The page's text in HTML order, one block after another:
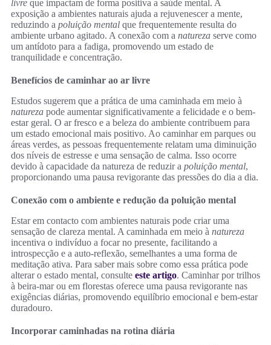
livre que impactam de forma positiva a saúde mental. A
exposição a ambientes naturais ajuda a rejuvenescer a mente,
reduzindo a poluição mental que frequentemente resulta do
ambiente urbano agitado. A conexão com a natureza serve como
um antídoto para a fadiga, promovendo um estado de
tranquilidade e concentração.
Benefícios de caminhar ao ar livre
Estudos sugerem que a prática de uma caminhada em meio à
natureza pode aumentar significativamente a felicidade e o bem-
estar geral. O ar fresco e a beleza do ambiente contribuem para
um estado emocional mais positivo. Ao caminhar em parques ou
áreas verdes, as pessoas frequentemente relatam uma diminuição
dos níveis de estresse e uma sensação de calma. Isso ocorre
devido à capacidade da natureza de reduzir a poluição mental,
proporcionando uma pausa revigorante das pressões do dia a dia.
Conexão com o ambiente e redução da poluição mental
Estar em contacto com ambientes naturais pode criar uma
sensação de clareza mental. A caminhada em meio à natureza
incentiva o indivíduo a focar no presente, facilitando a
introspecção e a auto-reflexão, semelhantes a uma forma de
meditação ativa. Para saber mais sobre como essa prática pode
alterar o estado mental, consulte este artigo. Caminhar por trilhos
à beira-mar ou em florestas oferece uma pausa revigorante nas
exigências diárias, promovendo equilíbrio emocional e bem-estar
duradouro.
Incorporar caminhadas na rotina diária